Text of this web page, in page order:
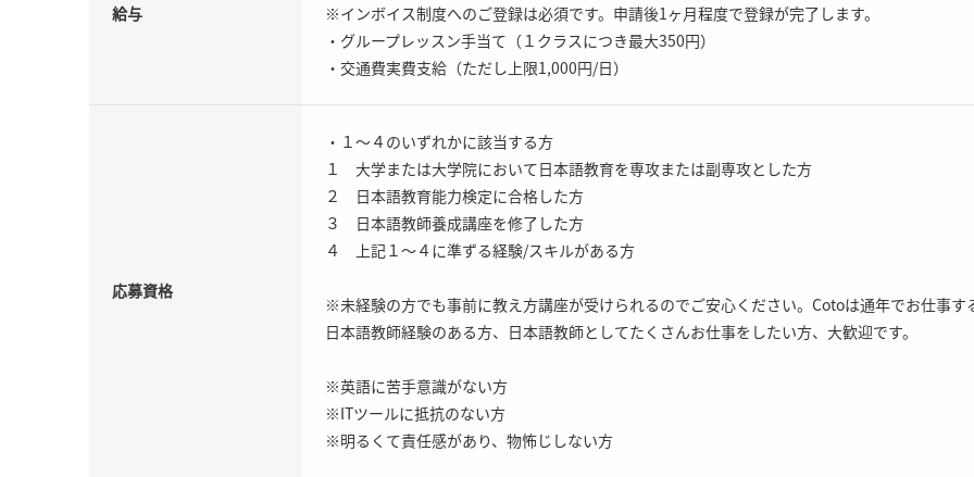
給与
※インボイス制度へのご登録は必須です。申請後1ヶ月程度で登録が完了します。
・グループレッスン手当て（１クラスにつき最大350円）
・交通費実費支給（ただし上限1,000円/日）
応募資格
・１〜４のいずれかに該当する方
１ 大学または大学院において日本語教育を専攻または副専攻とした方
２ 日本語教育能力検定に合格した方
３ 日本語教師養成講座を修了した方
４ 上記１〜４に準ずる経験/スキルがある方
※未経験の方でも事前に教え方講座が受けられるのでご安心ください。Cotoは通年でお仕事す
日本語教師経験のある方、日本語教師としてたくさんお仕事をしたい方、大歓迎です。
※英語に苦手意識がない方
※ITツールに抵抗のない方
※明るくて責任感があり、物怖じしない方